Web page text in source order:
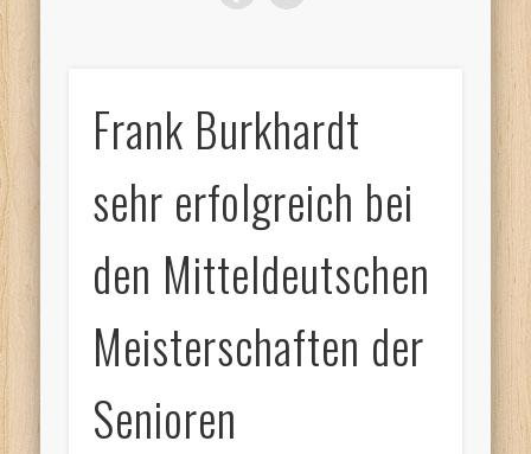
Frank Burkhardt
sehr erfolgreich bei
den Mitteldeutschen
Meisterschaften der
Senioren